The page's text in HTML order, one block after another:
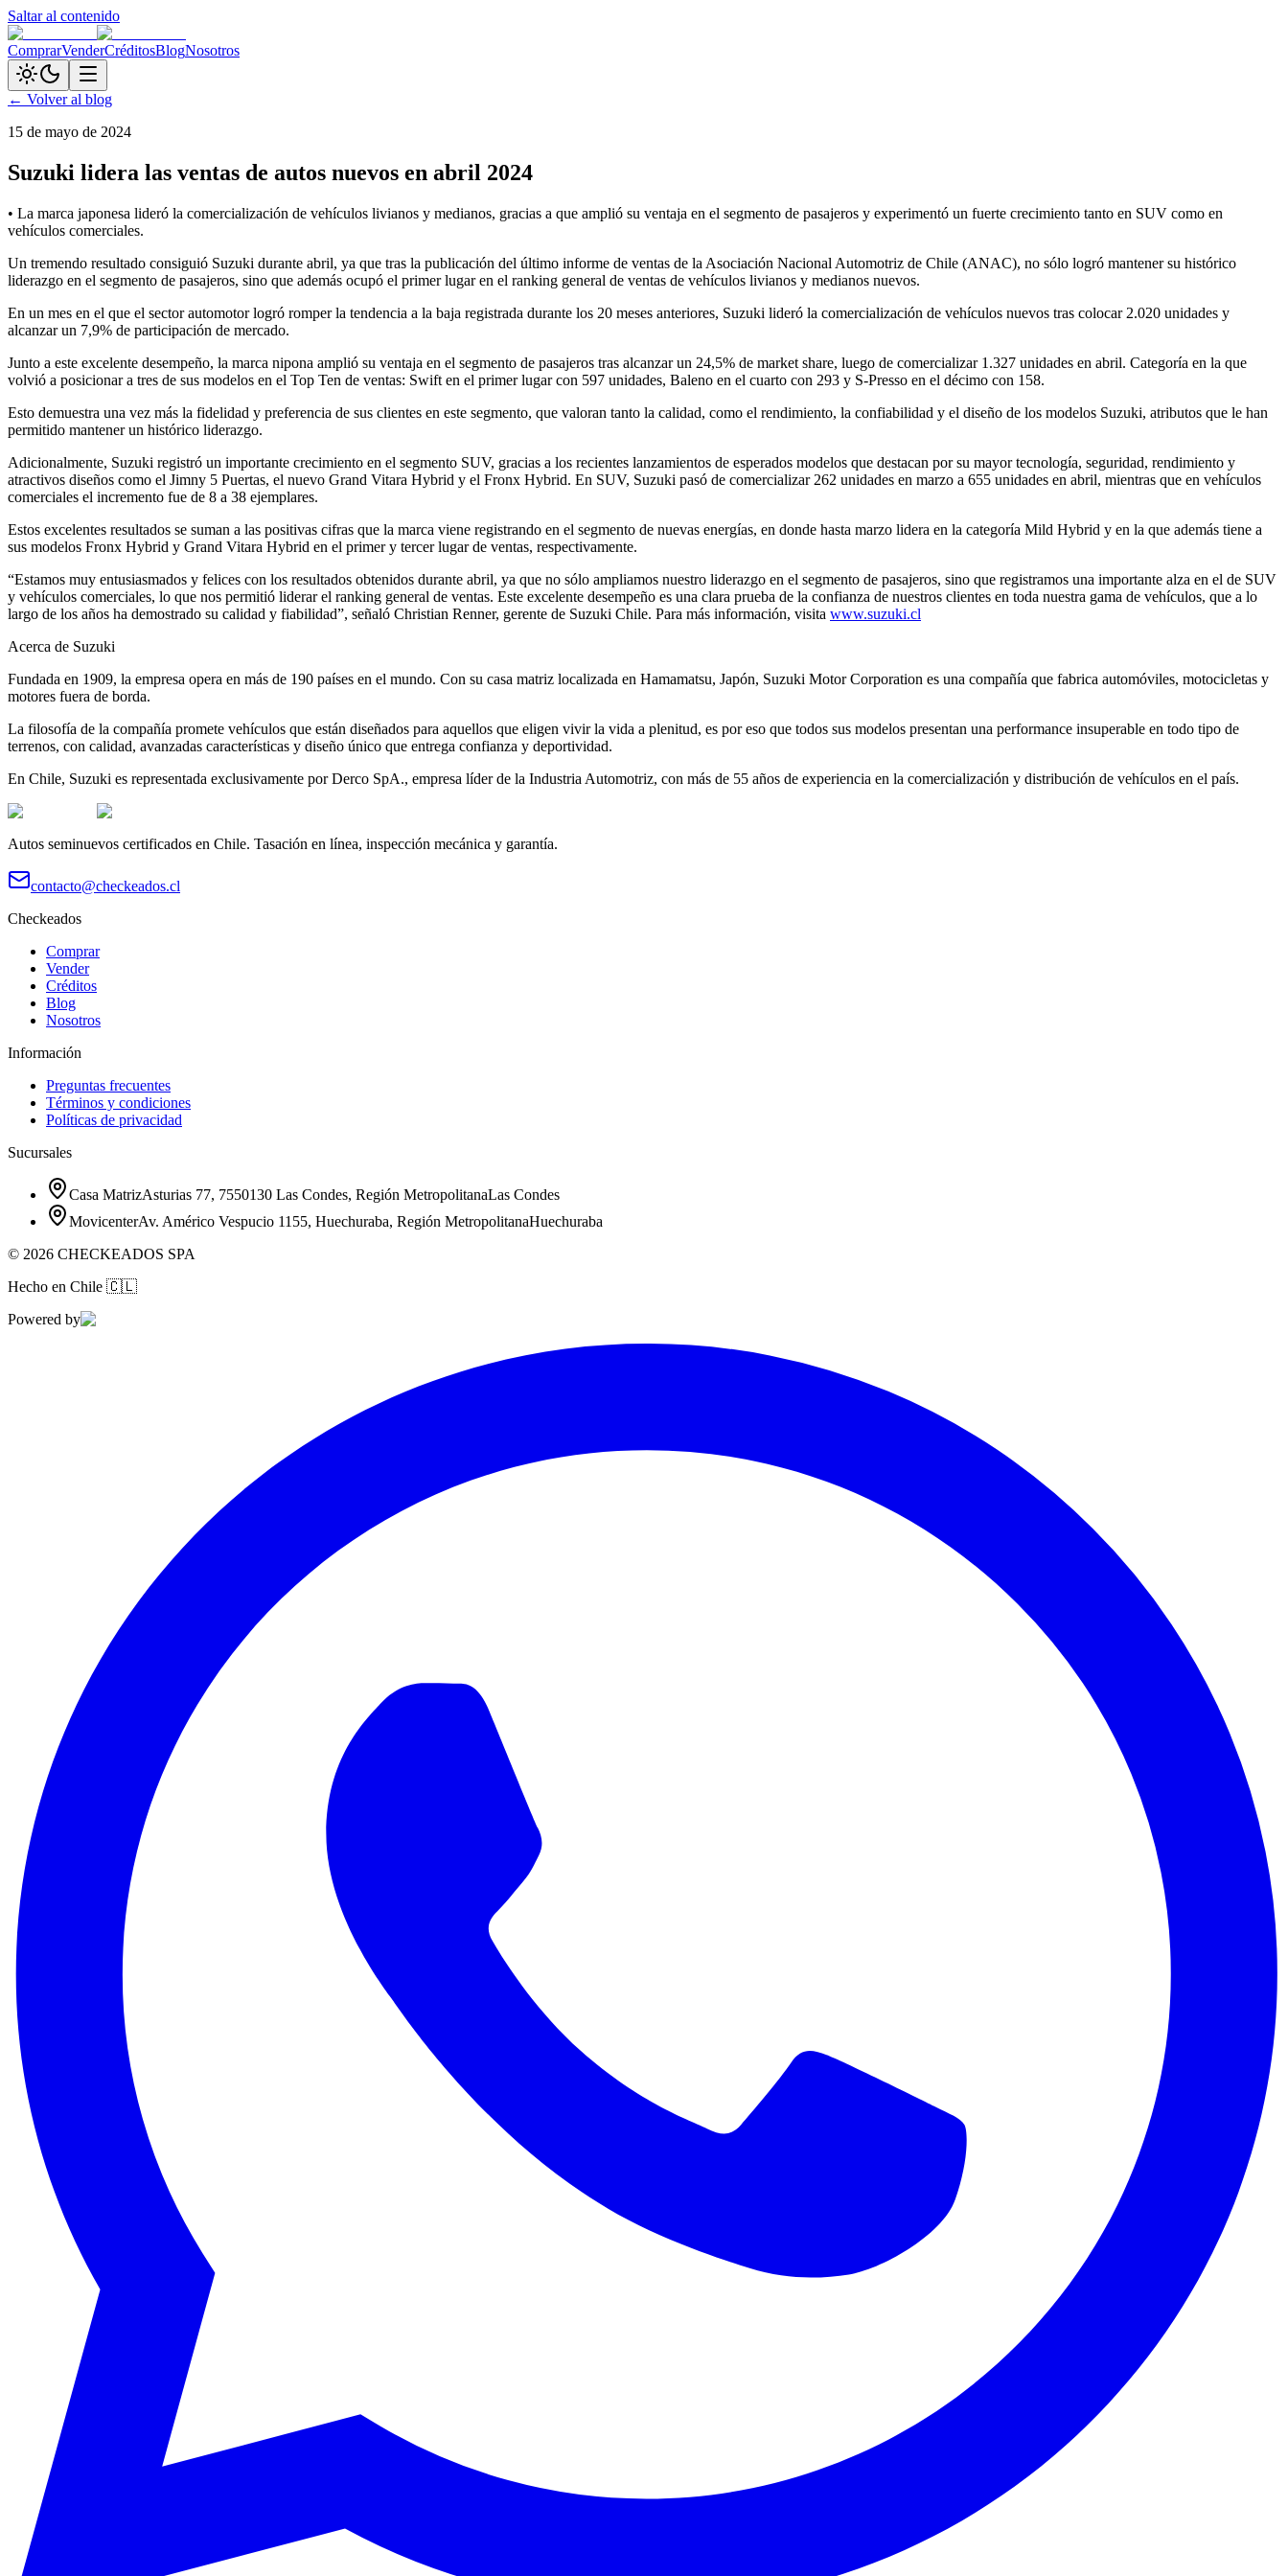
Saltar al contenido
ComprarVenderCréditosBlogNosotros
← Volver al blog
15 de mayo de 2024
Suzuki lidera las ventas de autos nuevos en abril 2024
• La marca japonesa lideró la comercialización de vehículos livianos y medianos, gracias a que amplió su ventaja en el segmento de pasajeros y experimentó un fuerte crecimiento tanto en SUV como en
vehículos comerciales.
Un tremendo resultado consiguió Suzuki durante abril, ya que tras la publicación del último informe de ventas de la Asociación Nacional Automotriz de Chile (ANAC), no sólo logró mantener su histórico
liderazgo en el segmento de pasajeros, sino que además ocupó el primer lugar en el ranking general de ventas de vehículos livianos y medianos nuevos.
En un mes en el que el sector automotor logró romper la tendencia a la baja registrada durante los 20 meses anteriores, Suzuki lideró la comercialización de vehículos nuevos tras colocar 2.020 unidades y
alcanzar un 7,9% de participación de mercado.
Junto a este excelente desempeño, la marca nipona amplió su ventaja en el segmento de pasajeros tras alcanzar un 24,5% de market share, luego de comercializar 1.327 unidades en abril. Categoría en la que
volvió a posicionar a tres de sus modelos en el Top Ten de ventas: Swift en el primer lugar con 597 unidades, Baleno en el cuarto con 293 y S-Presso en el décimo con 158.
Esto demuestra una vez más la fidelidad y preferencia de sus clientes en este segmento, que valoran tanto la calidad, como el rendimiento, la confiabilidad y el diseño de los modelos Suzuki, atributos que le han
permitido mantener un histórico liderazgo.
Adicionalmente, Suzuki registró un importante crecimiento en el segmento SUV, gracias a los recientes lanzamientos de esperados modelos que destacan por su mayor tecnología, seguridad, rendimiento y
atractivos diseños como el Jimny 5 Puertas, el nuevo Grand Vitara Hybrid y el Fronx Hybrid. En SUV, Suzuki pasó de comercializar 262 unidades en marzo a 655 unidades en abril, mientras que en vehículos
comerciales el incremento fue de 8 a 38 ejemplares.
Estos excelentes resultados se suman a las positivas cifras que la marca viene registrando en el segmento de nuevas energías, en donde hasta marzo lidera en la categoría Mild Hybrid y en la que además tiene a
sus modelos Fronx Hybrid y Grand Vitara Hybrid en el primer y tercer lugar de ventas, respectivamente.
“Estamos muy entusiasmados y felices con los resultados obtenidos durante abril, ya que no sólo ampliamos nuestro liderazgo en el segmento de pasajeros, sino que registramos una importante alza en el de SUV
y vehículos comerciales, lo que nos permitió liderar el ranking general de ventas. Este excelente desempeño es una clara prueba de la confianza de nuestros clientes en toda nuestra gama de vehículos, que a lo
largo de los años ha demostrado su calidad y fiabilidad”, señaló Christian Renner, gerente de Suzuki Chile. Para más información, visita www.suzuki.cl
Acerca de Suzuki
Fundada en 1909, la empresa opera en más de 190 países en el mundo. Con su casa matriz localizada en Hamamatsu, Japón, Suzuki Motor Corporation es una compañía que fabrica automóviles, motocicletas y
motores fuera de borda.
La filosofía de la compañía promete vehículos que están diseñados para aquellos que eligen vivir la vida a plenitud, es por eso que todos sus modelos presentan una performance insuperable en todo tipo de
terrenos, con calidad, avanzadas características y diseño único que entrega confianza y deportividad.
En Chile, Suzuki es representada exclusivamente por Derco SpA., empresa líder de la Industria Automotriz, con más de 55 años de experiencia en la comercialización y distribución de vehículos en el país.
Autos seminuevos certificados en Chile. Tasación en línea, inspección mecánica y garantía.
contacto@checkeados.cl
Checkeados
Comprar
Vender
Créditos
Blog
Nosotros
Información
Preguntas frecuentes
Términos y condiciones
Políticas de privacidad
Sucursales
Casa MatrizAsturias 77, 7550130 Las Condes, Región MetropolitanaLas Condes
MovicenterAv. Américo Vespucio 1155, Huechuraba, Región MetropolitanaHuechuraba
© 2026 CHECKEADOS SPA
Hecho en Chile 🇨🇱
Powered by